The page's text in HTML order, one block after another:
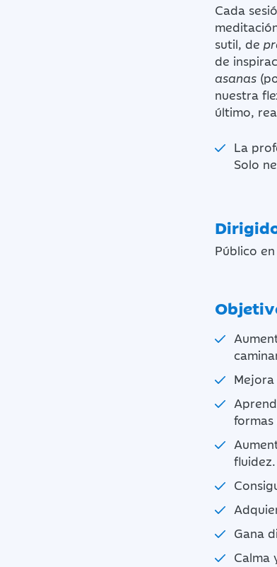
Cada
sutil, de
de
asanas
nuestra
último,
La
Solo
Público
fluidez.
Gana
Calma